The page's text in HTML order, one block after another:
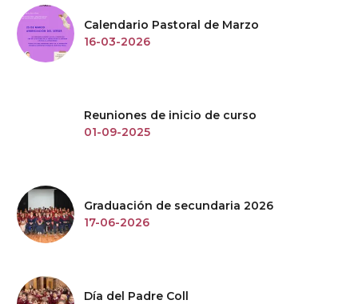
Calendario Pastoral de Marzo
16-03-2026
Reuniones de inicio de curso
01-09-2025
Graduación de secundaria 2026
17-06-2026
Día del Padre Coll